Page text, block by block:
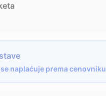
naplaćuje prema cenovniku